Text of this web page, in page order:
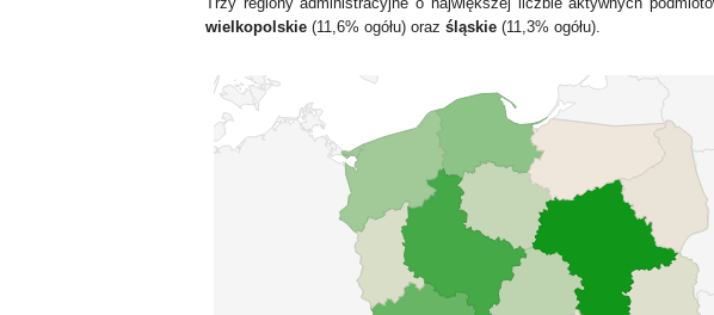
wielkopolskie (11,6% ogółu) oraz śląskie (11,3% ogółu).